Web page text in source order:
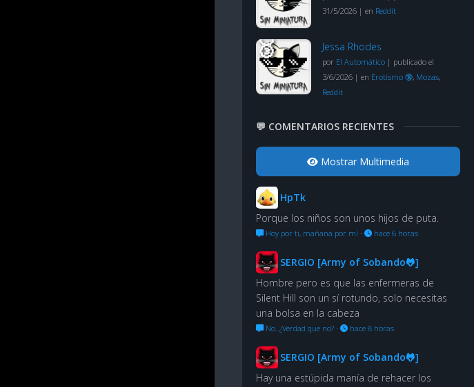
31/5/2026 | en Reddit
Jessa Rhodes
por El Automático | publicado el
3/6/2026 | en Erotismo 🔞, Mozas,
Reddit
💬 COMENTARIOS RECIENTES
Mostrar Multimedia
HpTk
Porque los niños son unos hijos de puta.
Hoy por ti, mañana por mí · hace 6 horas
SERGIO [Army of Sobando🐸]
Hombre pero es que las enfermeras de
Silent Hill son un sí rotundo, solo necesitas
una bolsa en la cabeza
No. ¿Verdad que no? · hace 8 horas
SERGIO [Army of Sobando🐸]
Hay una estúpida manía de rehacer los